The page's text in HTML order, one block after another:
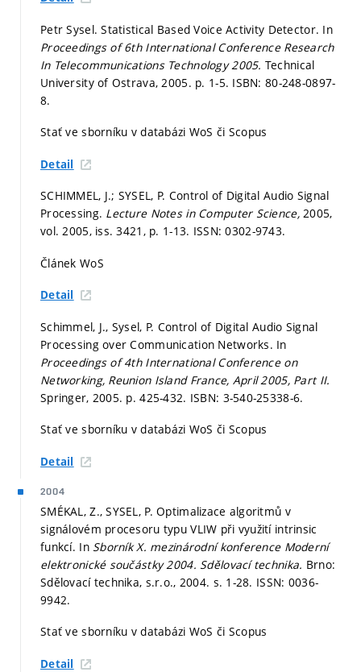
Petr Sysel. Statistical Based Voice Activity Detector. In
Proceedings of 6th International Conference Research
In Telecommunications Technology 2005. Technical
University of Ostrava, 2005. p. 1-5. ISBN: 80-248-0897-
8.
Stať ve sborníku v databázi WoS či Scopus
Detail
SCHIMMEL, J.; SYSEL, P. Control of Digital Audio Signal
Processing. Lecture Notes in Computer Science,2005,
vol. 2005, iss. 3421, p. 1-13. ISSN: 0302-9743.
Článek WoS
Detail
Schimmel, J., Sysel, P. Control of Digital Audio Signal
Processing over Communication Networks. In
Proceedings of 4th International Conference on
Networking, Reunion Island France, April 2005, Part II.
Springer, 2005. p. 425-432. ISBN: 3-540-25338-6.
Stať ve sborníku v databázi WoS či Scopus
Detail
2004
SMÉKAL, Z., SYSEL, P. Optimalizace algoritmů v
signálovém procesoru typu VLIW při využití intrinsic
funkcí. In Sborník X. mezinárodní konference Moderní
elektronické součástky 2004. Sdělovací technika. Brno:
Sdělovací technika, s.r.o., 2004. s. 1-28. ISSN: 0036-
9942.
Stať ve sborníku v databázi WoS či Scopus
Detail